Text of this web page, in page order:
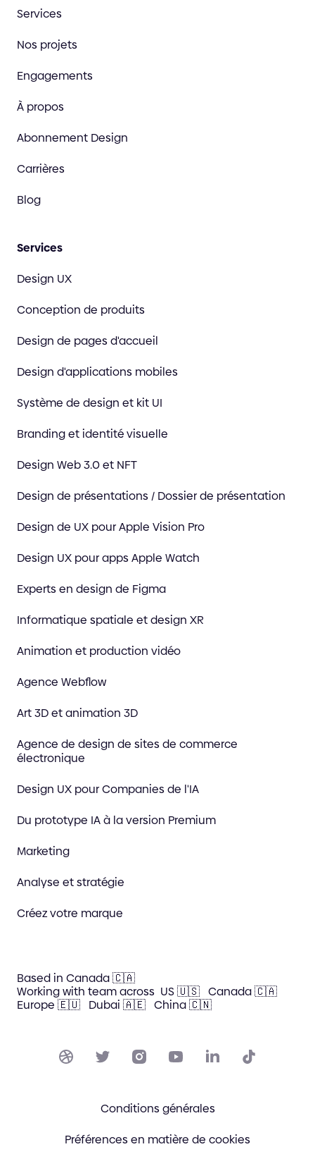
Services
Nos projets
Engagements
À propos
Abonnement Design
Carrières
Blog
Services
Design UX
Conception de produits
Design de pages d'accueil
Design d'applications mobiles
Système de design et kit UI
Branding et identité visuelle
Design Web 3.0 et NFT
Design de présentations / Dossier de présentation
Design de UX pour Apple Vision Pro
Design UX pour apps Apple Watch
Experts en design de Figma
Informatique spatiale et design XR
Animation et production vidéo
Agence Webflow
Art 3D et animation 3D
Agence de design de sites de commerce
électronique
Design UX pour Companies de l'IA
Du prototype IA à la version Premium
Marketing
Analyse et stratégie
Créez votre marque
Based in Canada 🇨🇦
Working with team across US 🇺🇸 Canada 🇨🇦
Europe 🇪🇺 Dubai 🇦🇪 China 🇨🇳
Préférences en matière de cookies
Conditions générales